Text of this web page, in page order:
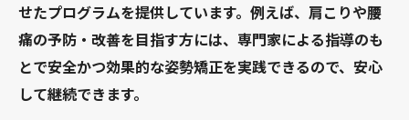
せたプログラムを提供しています。例えば、肩こりや腰
痛の予防・改善を目指す方には、専門家による指導のも
とで安全かつ効果的な姿勢矯正を実践できるので、安心
して継続できます。